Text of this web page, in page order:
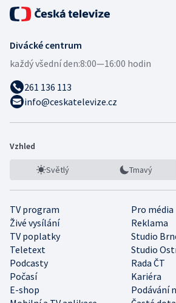
Divácké centrum
každý všední den:8:00—16:00 hodin
261 136 113
info@ceskatelevize.cz
Vzhled
Světlý Tmavý
TV program
Pro média
Živé vysílání
Reklama
TV poplatky
Studio
Teletext
Studio
Podcasty
Rada ČT
Počasí
Kariéra
E-shop
Podávání